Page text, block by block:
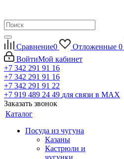
Сравнение0 Отложенные 0
ВойтиМой кабинет
+7 342 291 91 16
+7 342 291 91 16
+7 342 291 91 22
+7 919 489 24 49 для связи в МАХ
Заказать звонок
Каталог
Посуда из чугуна
Казаны
Кастрюли и
чугунки